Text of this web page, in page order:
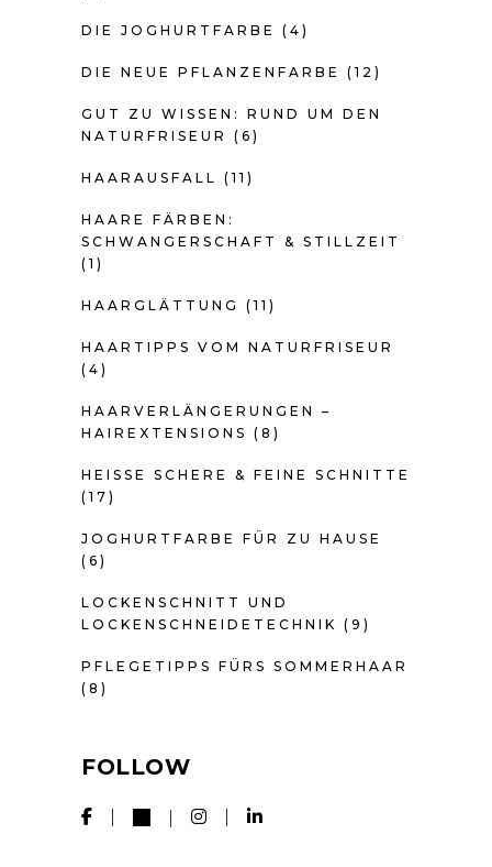
DIE JOGHURTFARBE (4)
DIE NEUE PFLANZENFARBE (12)
GUT ZU WISSEN: RUND UM DEN
NATURFRISEUR
(6)
HAARAUSFALL (11)
HAARE FÄRBEN:
SCHWANGERSCHAFT & STILLZEIT
(1)
HAARGLÄTTUNG (11)
HAARTIPPS VOM NATURFRISEUR
(4)
HAARVERLÄNGERUNGEN –
HAIREXTENSIONS (8)
HEISSE SCHERE & FEINE SCHNITTE
(17)
JOGHURTFARBE FÜR ZU HAUSE
(6)
LOCKENSCHNITT UND
LOCKENSCHNEIDETECHNIK (9)
PFLEGETIPPS FÜRS SOMMERHAAR
(8)
FOLLOW